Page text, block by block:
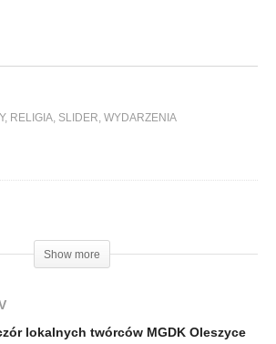
RELIGIA SLIDER WYDARZENIA
Show more
lokalnych twórców MGDK Oleszyce